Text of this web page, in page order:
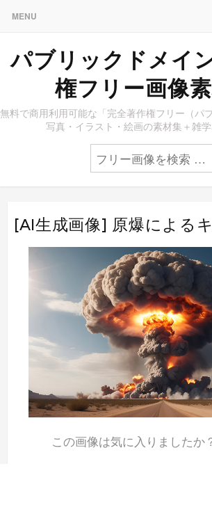
MENU
パブリックドメイ
権フリー画像
無料で商用利用可能な「完全著作権フリー（パ
写真・イラスト・絵画の素材集＋雑学
[AI生成画像] 原爆による
この画像は気に入りました